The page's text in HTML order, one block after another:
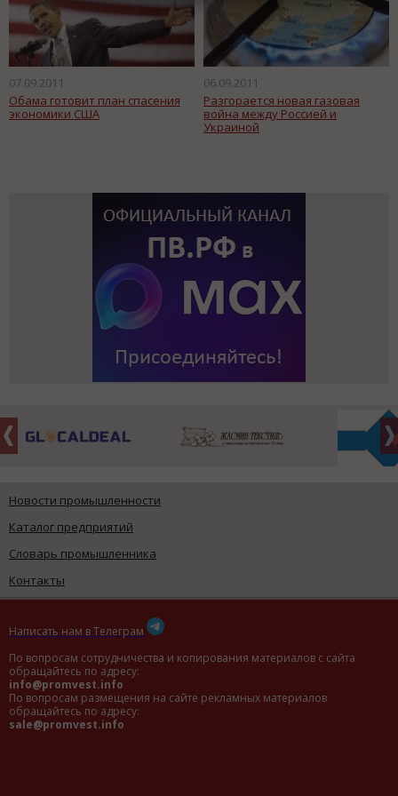
07.09.2011
Обама готовит план спасения
экономики США
06.09.2011
Разгорается новая газовая
война между Россией и
Украиной
Новости промышленности
Каталог предприятий
Словарь промышленника
Контакты
Написать нам в Телеграм
По вопросам сотрудничества и копирования материалов с сайта
обращайтесь по адресу:
info@promvest.info
По вопросам размещения на сайте рекламных материалов
обращайтесь по адресу:
sale@promvest.info